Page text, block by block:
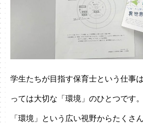
学生たちが目指す保育士という仕事
っては大切な「環境」のひとつです。
「環境」という広い視野からたくさ